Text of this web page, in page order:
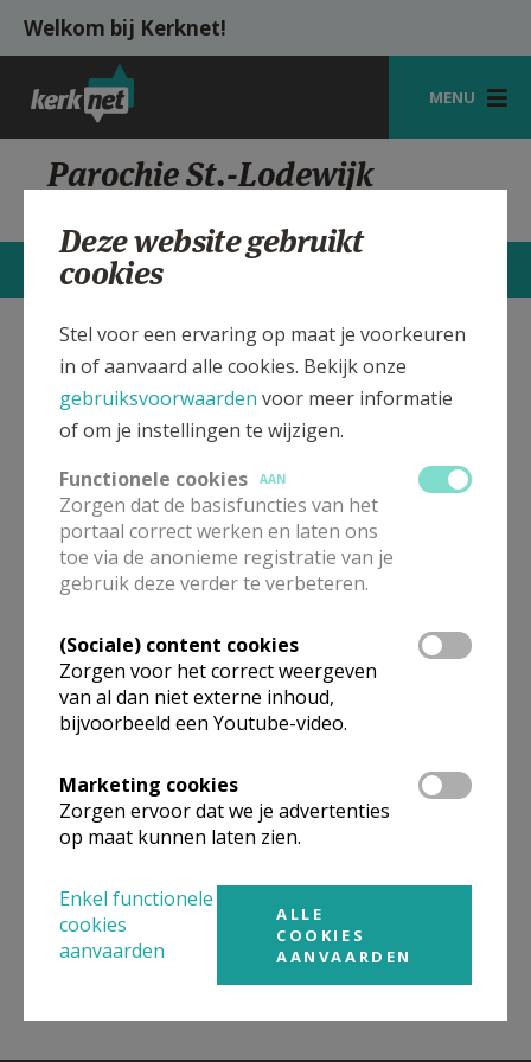
Overslaan en naar de inhoud gaan
Welkom bij Kerknet!
MENU
STARTPAGINA
VIERINGEN
ZOEKEN
HULP
AANMELDEN OF REGISTREREN
Parochie St.-Lodewijk
STARTPAGINA
Verbergen
St.-Lodewijk Parochiekerk
Mortsel, Station
In deze kerk vinden geen weekendvieringen plaats. Bekijk
de details voor het adres van de kerk, alsook een lijst met
kerken in de buurt.
ALLE DETAILS TONEN
Omgeving
links naar kerken, eventueel van andere
organisaties, in de buurt.
Deze website gebruikt
cookies
Stel voor een ervaring op maat je voorkeuren
in of aanvaard alle cookies. Bekijk onze
gebruiksvoorwaarden voor meer informatie
of om je instellingen te wijzigen.
Functionele cookies
AAN
Zorgen dat de basisfuncties van het
portaal correct werken en laten ons
toe via de anonieme registratie van je
gebruik deze verder te verbeteren.
(Sociale) content cookies
Zorgen voor het correct weergeven
van al dan niet externe inhoud,
bijvoorbeeld een Youtube-video.
Marketing cookies
Zorgen ervoor dat we je advertenties
op maat kunnen laten zien.
Enkel functionele
cookies
aanvaarden
ALLE
COOKIES
AANVAARDEN